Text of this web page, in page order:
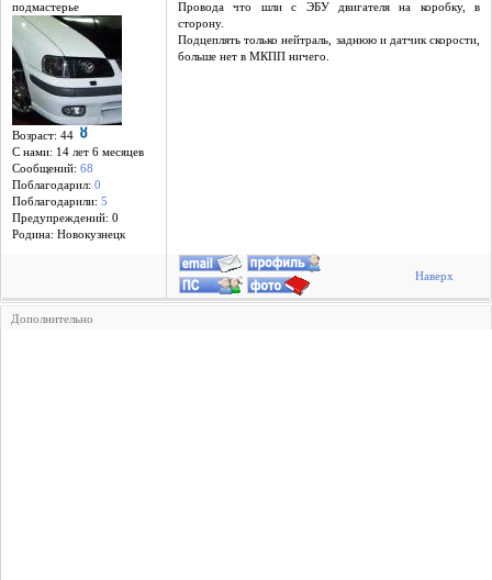
подмастерье
Возраст: 44
С нами: 14 лет 6 месяцев
Сообщений: 68
Поблагодарил: 0
Поблагодарили: 5
Предупреждений: 0
Родина: Новокузнецк
Провода что шли с ЭБУ двигателя на коробку, в
сторону.
Подцеплять только нейтраль, заднюю и датчик скорости,
больше нет в МКПП ничего.
Наверх
Дополнительно